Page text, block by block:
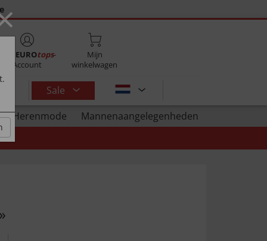
EUROtops-
Account
Mijn
winkelwagen
Sale
Herenmode
Mannenaangelegenheden